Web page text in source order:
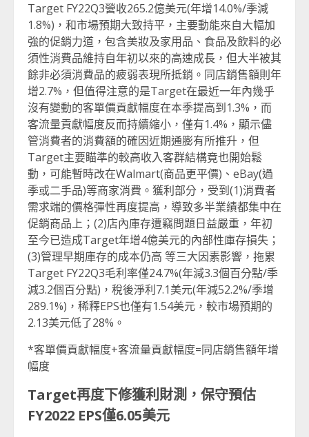
Target FY22Q3營收265.2億美元(年增14.0%/季減
1.8%)，和市場預期大致持平，主要動能來自大幅加
強的促銷力道，包含美妝及家用品、食品及飲料的必
須性消費品維持自年初以來的高速成長，但大半被其
餘非必須消費品的疲弱表現所抵銷。同店銷售額則年
增2.7%，但值得注意的是Target在最近一年內幾乎
沒有變動的客單價貢獻幅度在本季提高到1.3%，而
客流量貢獻幅度反而持續縮小，僅有1.4%，顯示儘
管消費者的消費額的確因近期通膨有所推升，但
Target主要瞄準的較高收入客群結構竟也開始鬆
動，可能暫時改在Walmart(商品更平價)、eBay(過
季或二手品)等商家消費。獲利部分，受到(1)消費者
需求端的價格彈性再度提高，導致多半業績都集中在
促銷商品上；(2)店內庫存遭竊問題日益嚴重，年初
至今已造成Target年增4億美元的內部性庫存損失；
(3)管理早期庫存的成本仍高 等三大因素影響，拖累
Target FY22Q3毛利率僅24.7%(年減3.3個百分點/季
減3.2個百分點)，稅後淨利7.1美元(年減52.2%/季增
289.1%)，稀釋EPS也僅有1.54美元，較市場預期的
2.13美元低了28%。
*客單價貢獻幅度+客流量貢獻幅度=同店銷售額年增
幅度
Target再度下修獲利財測，保守預估
FY2022 EPS僅6.05美元